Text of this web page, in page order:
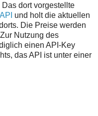
Das dort vorgestellte
und holt die aktuellen
Die Preise werden
Nutzung des
einen API-Key
das API ist unter einer